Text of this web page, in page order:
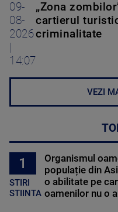
09-
08-
2026
14:07
„Zona
cartierul
criminalitate
VEZI
1
STIRI
STIINTA
Organismul
populație din
o abilitate pe
oamenilor nu o